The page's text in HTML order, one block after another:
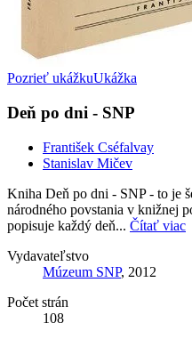
Pozrieť ukážkuUkážka
Deň po dni - SNP
František Cséfalvay
Stanislav Mičev
Kniha Deň po dni - SNP - to je
národného povstania v knižnej
popisuje každý deň... Čítať viac
Vydavateľstvo
Múzeum SNP, 2012
Počet strán
108